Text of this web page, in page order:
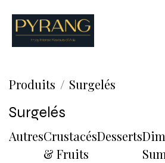
Produits Surgelés
Surgelés
AutresCrustacés
& Fruits
DessertsDim
Sum